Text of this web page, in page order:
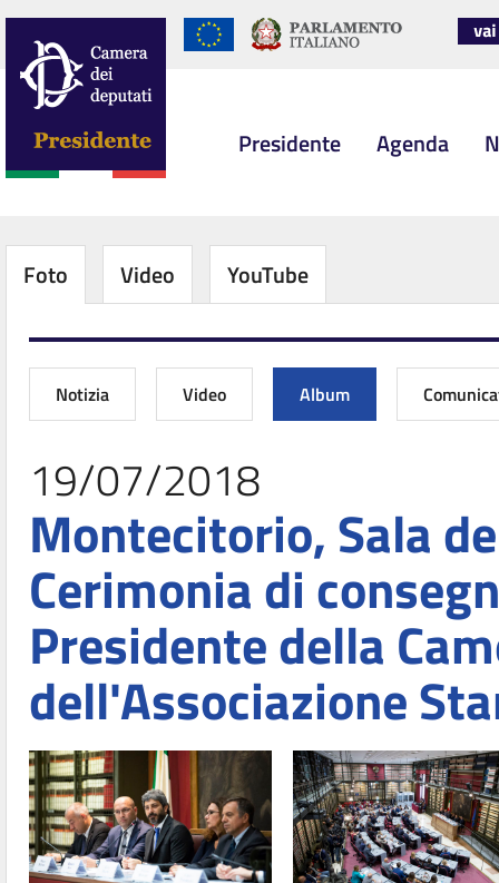
Presidente Agenda
Foto Video YouTube
Notizia Video Album
19/07/2018
Montecitorio, Sala
Cerimonia di
Presidente della
dell'Associazione